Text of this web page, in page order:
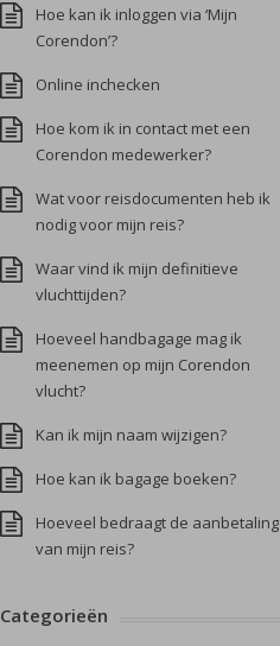
Hoe kan ik inloggen via ‘Mijn
Corendon’?
Online inchecken
Hoe kom ik in contact met een
Corendon medewerker?
Wat voor reisdocumenten heb ik
nodig voor mijn reis?
Waar vind ik mijn definitieve
vluchttijden?
Hoeveel handbagage mag ik
meenemen op mijn Corendon
vlucht?
Kan ik mijn naam wijzigen?
Hoe kan ik bagage boeken?
Hoeveel bedraagt de aanbetaling
van mijn reis?
Categorieën